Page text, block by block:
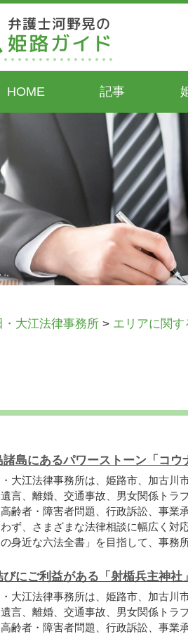
HOME 記事
・大江法律事務所 > エリアに関す
諸島にあるパワーストーン「コウ
大江法律事務所は、姫路市、加古川
言、離婚、交通事故、男女関係トラ
齢者・障害者問題、行政訴訟、事業
わず、さまざまな法律相談に幅広く対
身近な六法全書」を目指して、事務
びにご利益がある「射楯兵主神社」
大江法律事務所は、姫路市、加古川
言、離婚、交通事故、男女関係トラ
齢者・障害者問題、行政訴訟、事業